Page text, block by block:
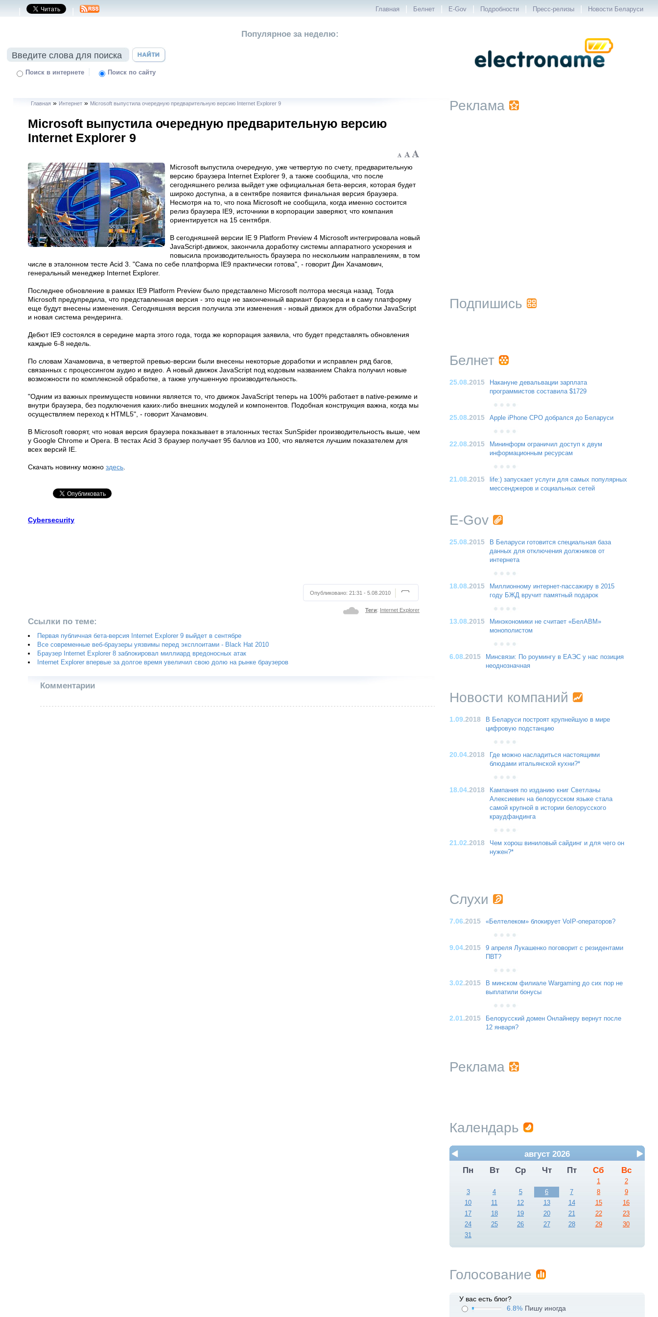
| | Главная | Белнет | E-Gov | Подробности | Пресс-релизы | Новости Беларуси
Поиск в интернете | Поиск по сайту
Популярное за неделю:
Главная » Интернет» Microsoft выпустила очередную предварительную версию Internet Explorer 9
Microsoft выпустила очередную предварительную версию
Internet Explorer 9
Microsoft выпустила очередную, уже четвертую по счету, предварительную
версию браузера Internet Explorer 9, а также сообщила, что после
сегодняшнего релиза выйдет уже официальная бета-версия, которая будет
широко доступна, а в сентябре появится финальная версия браузера.
Несмотря на то, что пока Microsoft не сообщила, когда именно состоится
релиз браузера IE9, источники в корпорации заверяют, что компания
ориентируется на 15 сентября.
В сегодняшней версии IE 9 Platform Preview 4 Microsoft интегрировала новый
JavaScript-движок, закончила доработку системы аппаратного ускорения и
повысила производительность браузера по нескольким направлениям, в том
числе в эталонном тесте Acid 3. "Сама по себе платформа IE9 практически готова", - говорит Дин Хачамович,
генеральный менеджер Internet Explorer.
Последнее обновление в рамках IE9 Platform Preview было представлено Microsoft полтора месяца назад. Тогда
Microsoft предупредила, что представленная версия - это еще не законченный вариант браузера и в саму платформу
еще будут внесены изменения. Сегодняшняя версия получила эти изменения - новый движок для обработки JavaScript
и новая система рендеринга.
Дебют IE9 состоялся в середине марта этого года, тогда же корпорация заявила, что будет представлять обновления
каждые 6-8 недель.
По словам Хачамовича, в четвертой превью-версии были внесены некоторые доработки и исправлен ряд багов,
связанных с процессингом аудио и видео. А новый движок JavaScript под кодовым названием Chakra получил новые
возможности по комплексной обработке, а также улучшенную производительность.
"Одним из важных преимуществ новинки является то, что движок JavaScript теперь на 100% работает в native-режиме и
внутри браузера, без подключения каких-либо внешних модулей и компонентов. Подобная конструкция важна, когда мы
осуществляем переход к HTML5", - говорит Хачамович.
В Microsoft говорят, что новая версия браузера показывает в эталонных тестах SunSpider производительность выше, чем
у Google Chrome и Opera. В тестах Acid 3 браузер получает 95 баллов из 100, что является лучшим показателем для
всех версий IE.
Скачать новинку можно здесь
Cybersecurity
Опубликовано: 21:31 - 5.08.2010
Теги: Internet Explorer
Ссылки по теме:
Первая публичная бета-версия Internet Explorer 9 выйдет в сентябре
Все современные веб-браузеры уязвимы перед эксплоитами - Black Hat 2010
Браузер Internet Explorer 8 заблокировал миллиард вредоносных атак
Internet Explorer впервые за долгое время увеличил свою долю на рынке браузеров
Комментарии
Реклама
Подпишись
Белнет
25.08.2015
Накануне девальвации зарплата
программистов составила $1729
25.08.2015 Apple iPhone CPO добрался до Беларуси
22.08.2015
Мининформ ограничил доступ к двум
информационным ресурсам
21.08.2015
life:) запускает услуги для самых популярных
мессенджеров и социальных сетей
E-Gov
25.08.2015
В Беларуси готовится специальная база
данных для отключения должников от
интернета
18.08.2015
Миллионному интернет-пассажиру в 2015
году БЖД вручит памятный подарок
13.08.2015
Минэкономики не считает «БелАВМ»
монополистом
6.08.2015
Минсвязи: По роумингу в ЕАЭС у нас позиция
неоднозначная
Новости компаний
1.09.2018
В Беларуси построят крупнейшую в мире
цифровую подстанцию
20.04.2018
Где можно насладиться настоящими
блюдами итальянской кухни?*
18.04.2018
Кампания по изданию книг Светланы
Алексиевич на белорусском языке стала
самой крупной в истории белорусского
краудфандинга
21.02.2018
Чем хорош виниловый сайдинг и для чего он
нужен?*
Слухи
7.06.2015 «Белтелеком» блокирует VoIP-операторов?
9.04.2015
9 апреля Лукашенко поговорит с резидентами
ПВТ?
3.02.2015
В минском филиале Wargaming до сих пор не
выплатили бонусы
2.01.2015
Белорусский домен Онлайнеру вернут после
12 января?
Реклама
Календарь
август 2026
Пн
Вт Ср Чт Пт Сб Вс
1
2
3
4 5 6 7 8
9
10
11 12 13 14 15
16
17
18 19 20 21 22
23
24
25 26 27 28 29
30
31
Голосование
У вас есть блог?
6.8% Пишу иногда